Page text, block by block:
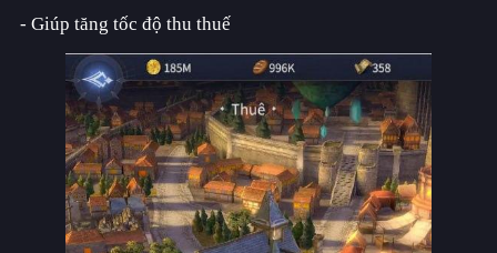
- Giúp tăng tốc độ thu thuế